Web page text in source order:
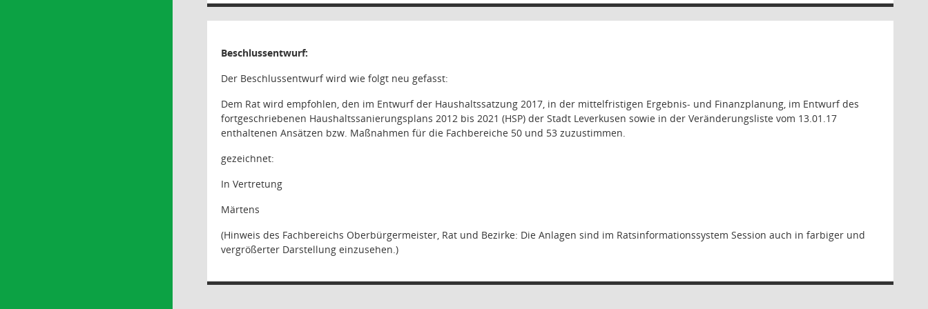
Beschlussentwurf:
Der Beschlussentwurf wird wie folgt neu gefasst:
Dem Rat wird empfohlen, den im Entwurf der Haushaltssatzung 2017, in der mittelfristigen Ergebnis- und Finanzplanung, im Entwurf des
fortgeschriebenen Haushaltssanierungsplans 2012 bis 2021 (HSP) der Stadt Leverkusen sowie in der Veränderungsliste vom 13.01.17
enthaltenen Ansätzen bzw. Maßnahmen für die Fachbereiche 50 und 53 zuzustimmen.
gezeichnet:
In Vertretung
Märtens
(Hinweis des Fachbereichs Oberbürgermeister, Rat und Bezirke: Die Anlagen sind im Ratsinformationssystem Session auch in farbiger und
vergrößerter Darstellung einzusehen.)